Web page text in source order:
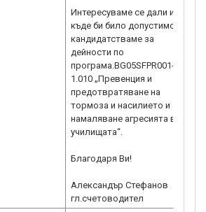
Интересуваме се дали и
къде би било допустимо да
кандидатстваме за
дейности по
програма.BG05SFPR001-
1.010 „Превенция и
предотвратяване на
тормоза и насилието и
намаляване агресията в
училищата“.
Благодаря Ви!
Александър Стефанов
гл.счетоводител